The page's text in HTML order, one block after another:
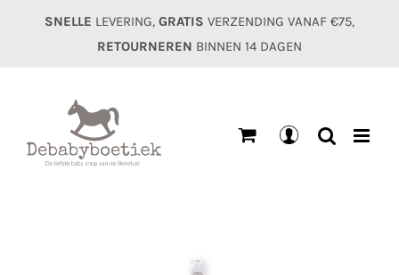
SNELLE LEVERING, GRATIS VERZENDING VANAF €75,
RETOURNEREN BINNEN 14 DAGEN